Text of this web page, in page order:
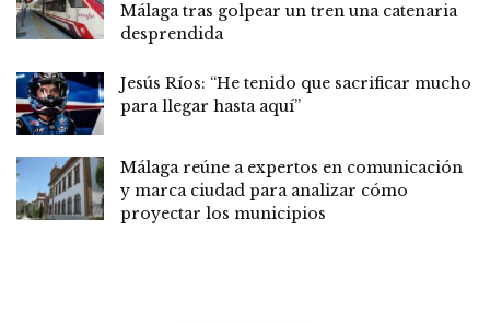
Málaga tras golpear un tren una catenaria
desprendida
Jesús Ríos: “He tenido que sacrificar mucho
para llegar hasta aquí”
Málaga reúne a expertos en comunicación
y marca ciudad para analizar cómo
proyectar los municipios